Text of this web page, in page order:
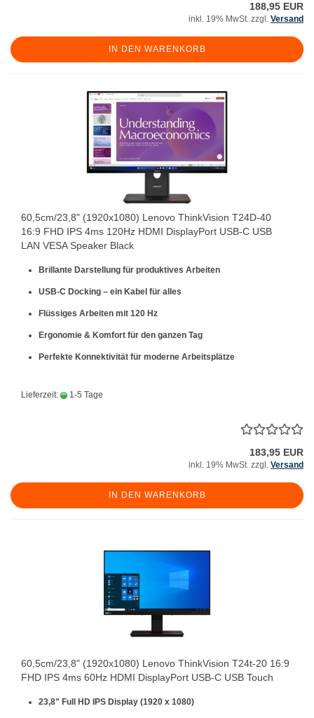
188,95 EUR
inkl. 19% MwSt. zzgl. Versand
IN DEN WARENKORB
60,5cm/23,8" (1920x1080) Lenovo ThinkVision T24D-40
16:9 FHD IPS 4ms 120Hz HDMI DisplayPort USB-C USB
LAN VESA Speaker Black
Brillante Darstellung für produktives Arbeiten
USB-C Docking – ein Kabel für alles
Flüssiges Arbeiten mit 120 Hz
Ergonomie & Komfort für den ganzen Tag
Perfekte Konnektivität für moderne Arbeitsplätze
Lieferzeit: 1-5 Tage
183,95 EUR
inkl. 19% MwSt. zzgl. Versand
IN DEN WARENKORB
60,5cm/23,8" (1920x1080) Lenovo ThinkVision T24t-20 16:9
FHD IPS 4ms 60Hz HDMI DisplayPort USB-C USB Touch
23,8" Full HD IPS Display (1920 x 1080)